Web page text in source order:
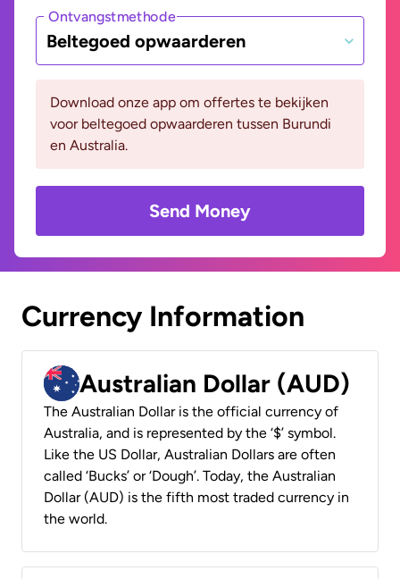
Ontvangstmethode
Beltegoed opwaarderen
Download onze app om offertes te bekijken
voor beltegoed opwaarderen tussen Burundi
en Australia.
Send Money
Currency Information
Australian Dollar (AUD)
The Australian Dollar is the official currency of
Australia, and is represented by the ‘$’ symbol.
Like the US Dollar, Australian Dollars are often
called ‘Bucks’ or ‘Dough’. Today, the Australian
Dollar (AUD) is the fifth most traded currency in
the world.